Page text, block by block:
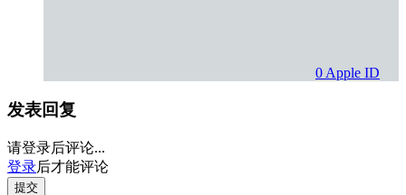
0 Apple ID
发表回复
请登录后评论...
登录后才能评论
提交